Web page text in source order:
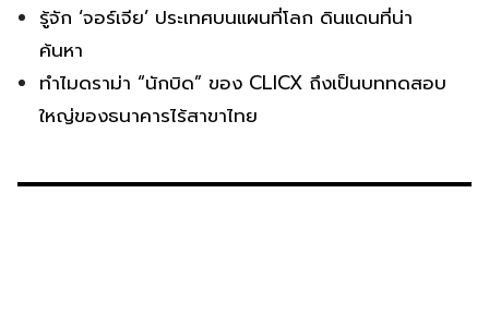
รู้จัก ‘จอร์เจีย’ ประเทศบนแผนที่โลก ดินแดนที่น่า
ค้นหา
ทำไมดราม่า “นักบิด” ของ CLICX ถึงเป็นบททดสอบ
ใหญ่ของธนาคารไร้สาขาไทย